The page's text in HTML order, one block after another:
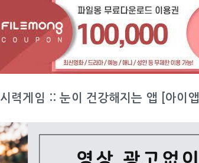
시력게임 :: 눈이 건강해지는 앱 [아이앱]